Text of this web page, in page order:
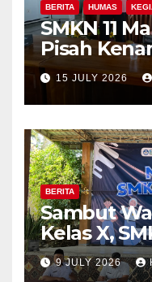
BERITA HUMAS
SMKN 11
Pisah
Tenaga
Purna
Tugas
15 JULY 2026
BERITA
Sambut
Kelas X,
“MPLS
9 JULY 2026